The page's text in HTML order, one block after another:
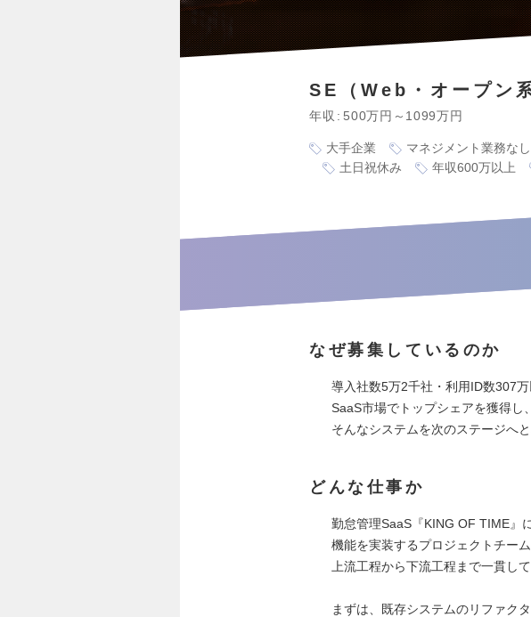
SE（Web・オープン
年収 500万円～1099万円
大手企業 マネジメント業務なし
土日祝休み
年収600万以上
なぜ募集しているのか
導入社数5万2千社・利用ID数307
SaaS市場でトップシェアを獲得し
そんなシステムを次のステージへ
どんな仕事か
勤怠管理SaaS『KING OF TIME』
機能を実装するプロジェクトチーム
上流工程から下流工程まで一貫し
まずは、既存システムのリファク